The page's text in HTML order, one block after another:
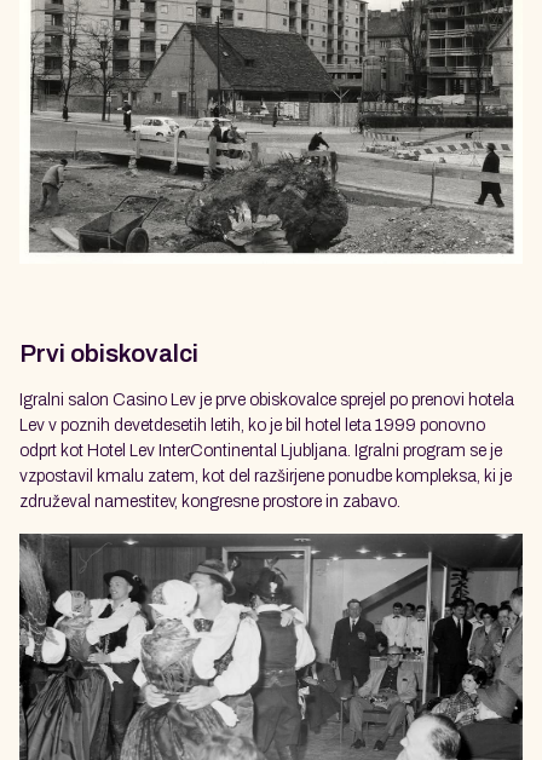
Prvi obiskovalci
Igralni salon Casino Lev je prve obiskovalce sprejel po prenovi hotela
Lev v poznih devetdesetih letih, ko je bil hotel leta 1999 ponovno
odprt kot Hotel Lev InterContinental Ljubljana. Igralni program se je
vzpostavil kmalu zatem, kot del razširjene ponudbe kompleksa, ki je
združeval namestitev, kongresne prostore in zabavo.